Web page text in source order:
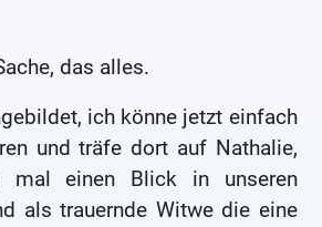
das alles.
ich könne jetzt einfach
und träfe dort auf Nathalie,
mal einen Blick in unseren
als trauernde Witwe die eine